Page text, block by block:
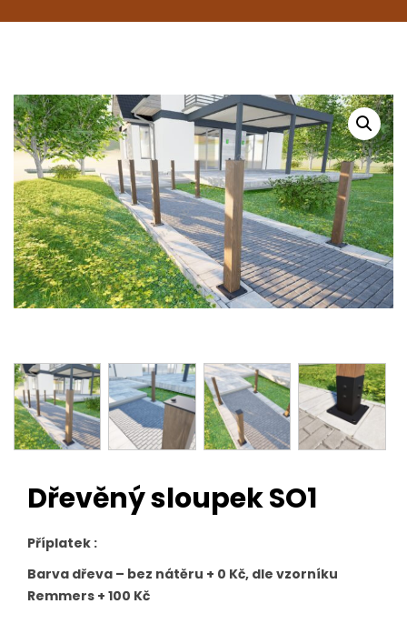
Dřevěný sloupek SO1
Příplatek :
Barva dřeva – bez nátěru + 0 Kč, dle vzorníku
Remmers + 100 Kč